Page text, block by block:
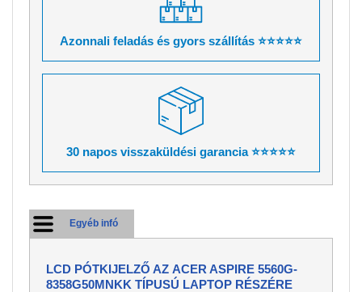
Azonnali feladás és gyors szállítás ⭐⭐⭐⭐⭐
30 napos visszaküldési garancia ⭐⭐⭐⭐⭐
Egyéb infó
LCD PÓTKIJELZŐ AZ ACER ASPIRE 5560G-
8358G50MNKK TÍPUSÚ LAPTOP RÉSZÉRE